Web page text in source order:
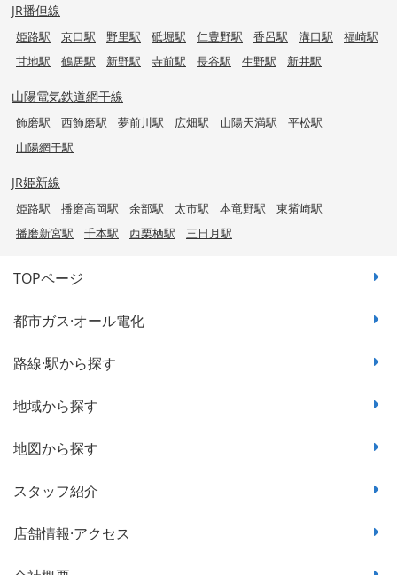
JR播但線
姫路駅 京口駅 野里駅 砥堀駅 仁豊野駅 香呂駅 溝口駅
福崎駅
甘地駅
鶴居駅 新野駅 寺前駅 長谷駅 生野駅 新井駅
山陽電気鉄道網干線
飾磨駅 西飾磨駅 夢前川駅 広畑駅 山陽天満駅
平松駅
山陽網干駅
JR姫新線
姫路駅 播磨高岡駅 余部駅 太市駅 本竜野駅
東觜崎駅
播磨新宮駅
千本駅 西栗栖駅 三日月駅
TOPページ
都市ガス·オール電化
路線·駅から探す
地域から探す
地図から探す
スタッフ紹介
店舗情報·アクセス